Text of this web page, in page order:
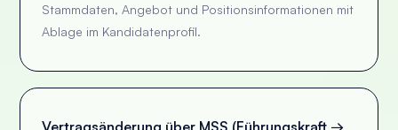
Stammdaten, Angebot und Positionsinformationen mit
Ablage im Kandidatenprofil.
Vertragsänderung über MSS (Führungskraft →